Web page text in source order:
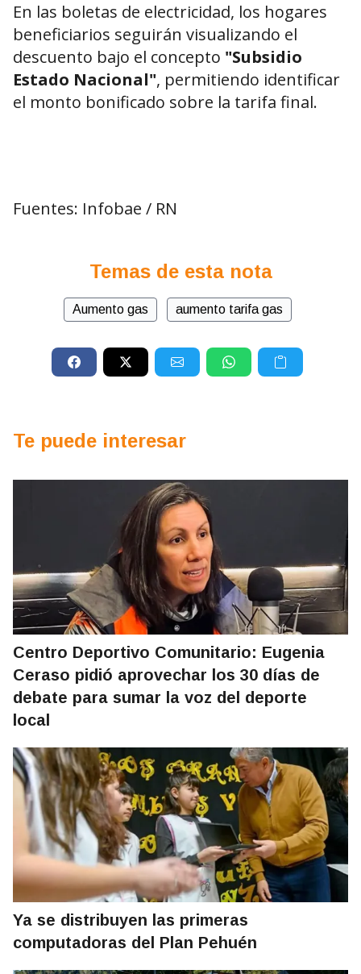
En las boletas de electricidad, los hogares
beneficiarios seguirán visualizando el
descuento bajo el concepto "Subsidio
Estado Nacional", permitiendo identificar
el monto bonificado sobre la tarifa final.
Fuentes: Infobae / RN
Temas de esta nota
Aumento gas aumento tarifa gas
Te puede interesar
Centro Deportivo Comunitario: Eugenia
Ceraso pidió aprovechar los 30 días de
debate para sumar la voz del deporte
local
Ya se distribuyen las primeras
computadoras del Plan Pehuén